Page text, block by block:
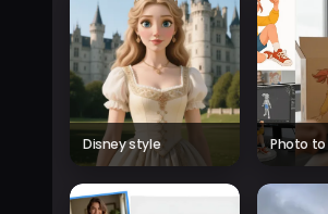
Disney style Photo to